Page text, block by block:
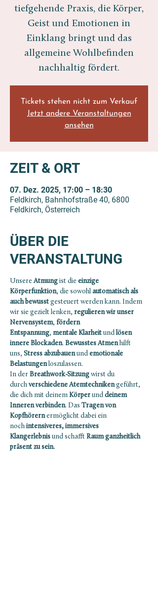
tiefgehende Praxis, die Körper,
Geist und Emotionen in
Einklang bringt und das
allgemeine Wohlbefinden
nachhaltig fördert.
Tickets stehen nicht zum Verkauf
Jetzt andere Veranstaltungen
ansehen
ZEIT & ORT
07. Dez. 2025, 17:00 – 18:30
Feldkirch, Bahnhofstraße 40, 6800
Feldkirch, Österreich
ÜBER DIE
VERANSTALTUNG
Unsere Atmung ist die einzige
Körperfunktion, die sowohl automatisch als
auch bewusst gesteuert werden kann. Indem
wir sie gezielt lenken, regulieren wir unser
Nervensystem, fördern
Entspannung, mentale Klarheit und lösen
innere Blockaden. Bewusstes Atmen hilft
uns, Stress abzubauen und emotionale
Belastungen loszulassen.
In der Breathwork-Sitzung wirst du
durch verschiedene Atemtechniken geführt,
die dich mit deinem Körper und deinem
Inneren verbinden. Das Tragen von
Kopfhörern ermöglicht dabei ein
noch intensiveres, immersives
Klangerlebnis und schafft Raum ganzheitlich
präsent zu sein.